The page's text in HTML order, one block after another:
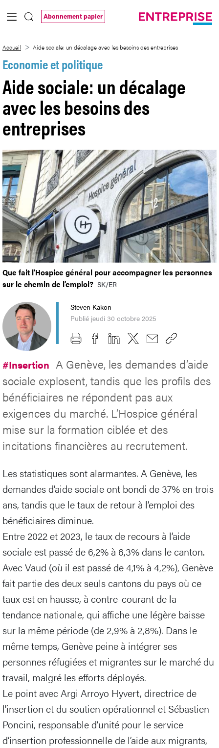
Saut au contenu principal
Abonnement papier
Accueil Aide sociale: un décalage avec les besoins des entreprises
Economie et politique
Aide sociale: un décalage
avec les besoins des
entreprises
Que fait l’Hospice général pour accompagner les personnes
sur le chemin de l’emploi? SK/ER
Steven Kakon
Publié jeudi 30 octobre 2025
#Insertion A Genève, les demandes d’aide
sociale explosent, tandis que les profils des
bénéficiaires ne répondent pas aux
exigences du marché. L’Hospice général
mise sur la formation ciblée et des
incitations financières au recrutement.
Les statistiques sont alarmantes. A Genève, les
demandes d’aide sociale ont bondi de 37% en trois
ans, tandis que le taux de retour à l’emploi des
bénéficiaires diminue.
Entre 2022 et 2023, le taux de recours à l’aide
sociale est passé de 6,2% à 6,3% dans le canton.
Avec Vaud (où il est passé de 4,1% à 4,2%), Genève
fait partie des deux seuls cantons du pays où ce
taux est en hausse, à contre-courant de la
tendance nationale, qui affiche une légère baisse
sur la même période (de 2,9% à 2,8%). Dans le
même temps, Genève peine à intégrer ses
personnes réfugiées et migrantes sur le marché du
travail, malgré les efforts déployés.
Le point avec Argi Arroyo Hyvert, directrice de
l'insertion et du soutien opérationnel et Sébastien
Poncini, responsable d’unité pour le service
d’insertion professionnelle de l’aide aux migrants,